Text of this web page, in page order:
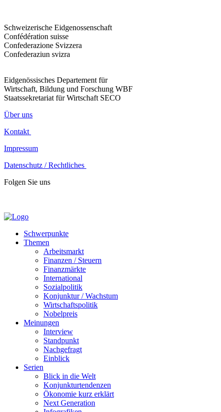
Schweizerische Eidgenossenschaft
Confédération suisse
Confederazione Svizzera
Confederaziun svizra
Eidgenössisches Departement für
Wirtschaft, Bildung und Forschung WBF
Staatssekretariat für Wirtschaft SECO
Über uns
Kontakt
Impressum
Datenschutz / Rechtliches
Folgen Sie uns
Schwerpunkte
Themen
Arbeitsmarkt
Finanzen / Steuern
Finanzmärkte
International
Sozialpolitik
Konjunktur / Wachstum
Wirtschaftspolitik
Nobelpreis
Meinungen
Interview
Standpunkt
Nachgefragt
Einblick
Serien
Blick in die Welt
Konjunkturtendenzen
Ökonomie kurz erklärt
Next Generation